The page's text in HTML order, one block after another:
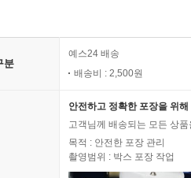
분
예스24 배송
배송비 : 2,500원
안전하고 정확한 포장을 위
고객님께 배송되는 모든 상
목적 : 안전한 포장 관리
촬영범위 : 박스 포장 작업